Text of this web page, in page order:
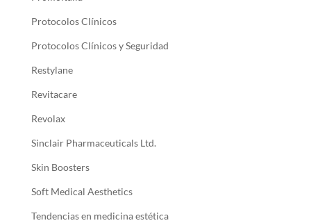
Protocolos Clínicos
Protocolos Clínicos y Seguridad
Restylane
Revitacare
Revolax
Sinclair Pharmaceuticals Ltd.
Skin Boosters
Soft Medical Aesthetics
Tendencias en medicina estética